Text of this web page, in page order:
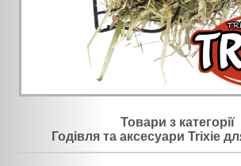
Товари з категорії
Годівля та аксесуари Trixie